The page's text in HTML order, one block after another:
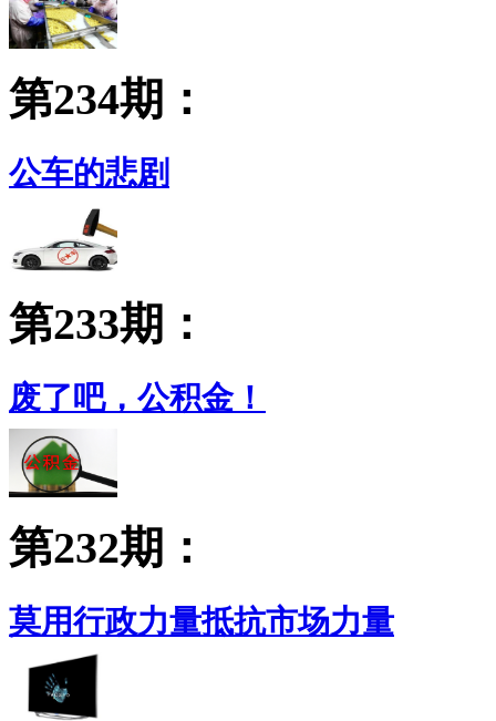
第234期：
公车的悲剧
第233期：
废了吧，公积金！
第232期：
莫用行政力量抵抗市场力量